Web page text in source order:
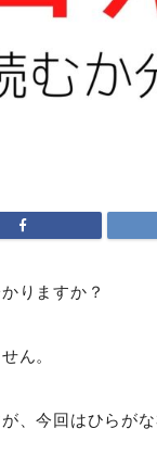
りますか？
ん。
、今回はひらが